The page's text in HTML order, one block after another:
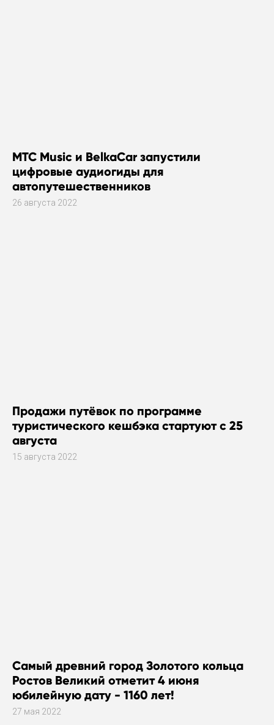
МТС Music и BelkaCar запустили
цифровые аудиогиды для
автопутешественников
26 августа 2022
Продажи путёвок по программе
туристического кешбэка стартуют с 25
августа
15 августа 2022
Самый древний город Золотого кольца
Ростов Великий отметит 4 июня
юбилейную дату - 1160 лет!
27 мая 2022